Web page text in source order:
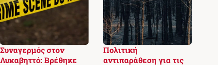
Συναγερμός στον
Λυκαβηττό: Βρέθηκε
Πολιτική
αντιπαράθεση για τις